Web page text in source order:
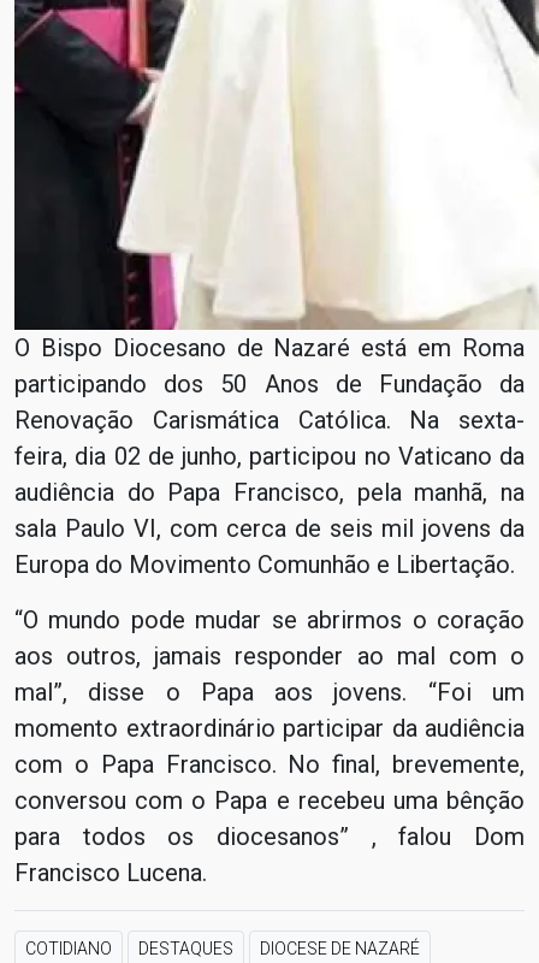
O Bispo Diocesano de Nazaré está em Roma
participando dos 50 Anos de Fundação da
Renovação Carismática Católica. Na sexta-
feira, dia 02 de junho, participou no Vaticano da
audiência do Papa Francisco, pela manhã, na
sala Paulo VI, com cerca de seis mil jovens da
Europa do Movimento Comunhão e Libertação.
“O mundo pode mudar se abrirmos o coração
aos outros, jamais responder ao mal com o
mal”, disse o Papa aos jovens. “Foi um
momento extraordinário participar da audiência
com o Papa Francisco. No final, brevemente,
conversou com o Papa e recebeu uma bênção
para todos os diocesanos” , falou Dom
Francisco Lucena.
COTIDIANO DESTAQUES DIOCESE DE NAZARÉ